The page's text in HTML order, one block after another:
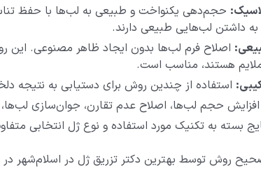
حجم‌دهی یکنواخت و طبیعی به لب‌ها با حفظ
به داشتن لب‌هایی طبیعی دارند.
اصلاح فرم لب‌ها بدون ایجاد ظاهر مصنوعی. این
هستند، مناسب است.
استفاده از چندین روش برای دستیابی به نتیجه
افزایش حجم لب‌ها، اصلاح عدم تقارن، جوان‌سازی
بسته به تکنیک مورد استفاده و نوع ژل انتخابی
روش توسط بهترین دکتر تزریق ژل در اسلام‌شهر در